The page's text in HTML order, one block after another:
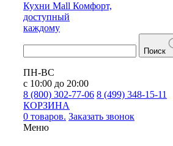
Кухни Mall Комфорт,
доступный
каждому
Поиск
ПН-ВС
с 10:00 до 20:00
8 (800) 302-77-06 8 (499) 348-15-11
КОРЗИНА
0 товаров. Заказать звонок
Меню